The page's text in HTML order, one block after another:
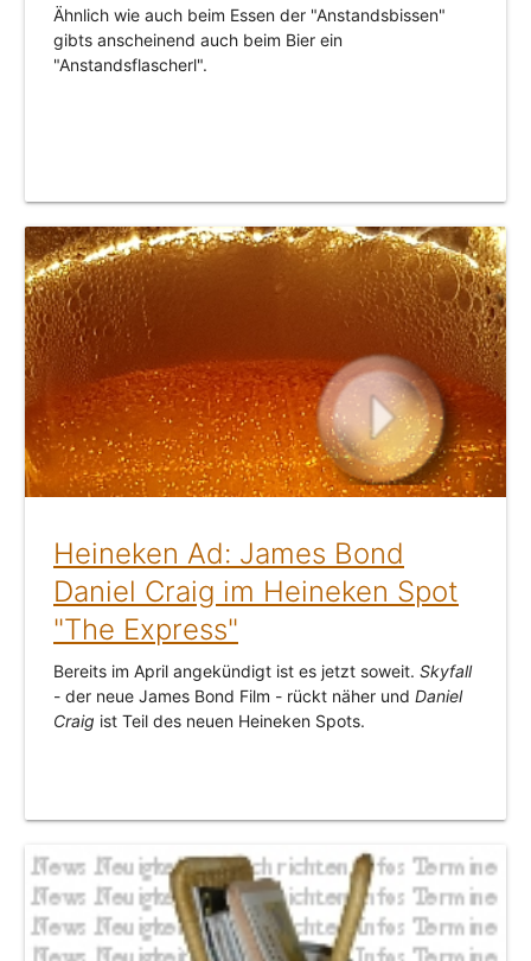
Ähnlich wie auch beim Essen der "Anstandsbissen"
gibts anscheinend auch beim Bier ein
"Anstandsflascherl".
Heineken Ad: James Bond
Daniel Craig im Heineken Spot
"The Express"
Bereits im April angekündigt ist es jetzt soweit. Skyfall
- der neue James Bond Film - rückt näher und Daniel
Craig ist Teil des neuen Heineken Spots.